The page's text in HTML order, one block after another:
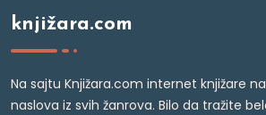
knjižara.com
Na sajtu Knjižara.com internet knjižare
naslova iz svih žanrova. Bilo da tražite